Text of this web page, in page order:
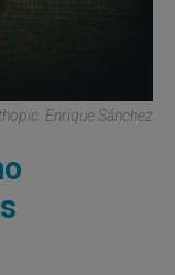
Enrique Sánchez